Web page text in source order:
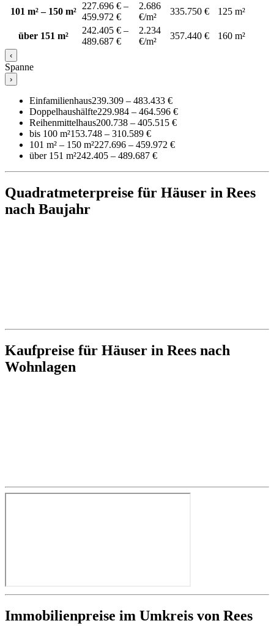
101 m² – 150 m²
227.696 € –
459.972 €
2.686
€/m²
335.750 € 125 m²
über 151 m²
242.405 € –
489.687 €
2.234
€/m²
357.440 € 160 m²
‹
Spanne
›
Einfamilienhaus239.309 – 483.433 €
Doppelhaushälfte229.984 – 464.596 €
Reihenmittelhaus200.738 – 405.515 €
bis 100 m²153.748 – 310.589 €
101 m² – 150 m²227.696 – 459.972 €
über 151 m²242.405 – 489.687 €
Quadratmeterpreise für Häuser in Rees
nach Baujahr
Kaufpreise für Häuser in Rees nach
Wohnlagen
Immobilienpreise im Umkreis von Rees